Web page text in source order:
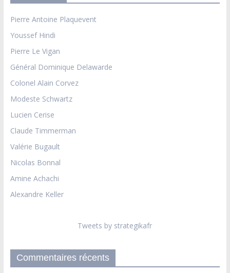
Pierre Antoine Plaquevent
Youssef Hindi
Pierre Le Vigan
Général Dominique Delawarde
Colonel Alain Corvez
Modeste Schwartz
Lucien Cerise
Claude Timmerman
Valérie Bugault
Nicolas Bonnal
Amine Achachi
Alexandre Keller
Tweets by strategikafr
Commentaires récents